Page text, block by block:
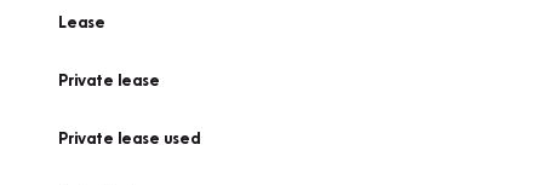
Lease
Private lease
Private lease used